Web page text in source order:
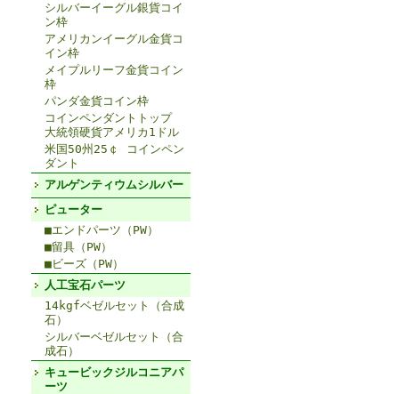
シルバーイーグル銀貨コイ
ン枠
アメリカンイーグル金貨コ
イン枠
メイプルリーフ金貨コイン
枠
パンダ金貨コイン枠
コインペンダントトップ
大統領硬貨アメリカ1ドル
米国50州25￠ コインペン
ダント
アルゲンティウムシルバー
ピューター
■エンドパーツ（PW）
■留具（PW）
■ビーズ（PW）
人工宝石パーツ
14kgfベゼルセット（合成
石）
シルバーベゼルセット（合
成石）
キュービックジルコニアパ
ーツ